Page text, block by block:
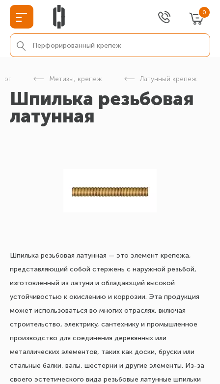
0
Метизы, крепеж Латунный крепеж
Шпилька резьбовая
латунная
Шпилька резьбовая латунная — это элемент крепежа,
представляющий собой стержень с наружной резьбой,
изготовленный из латуни и обладающий высокой
устойчивостью к окислению и коррозии. Эта продукция
может использоваться во многих отраслях, включая
строительство, электрику, сантехнику и промышленное
производство для соединения деревянных или
металлических элементов, таких как доски, бруски или
стальные балки, валы, шестерни и другие элементы. Из-за
своего эстетического вида резьбовые латунные шпильки